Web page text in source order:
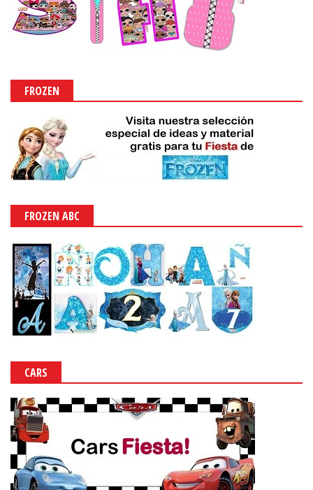
FROZEN
FROZEN ABC
CARS